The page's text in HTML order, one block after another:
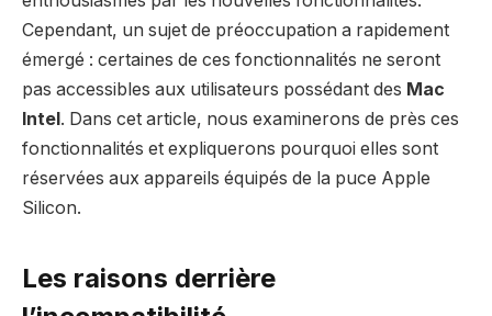
Cependant, un sujet de préoccupation a rapidement
émergé : certaines de ces fonctionnalités ne seront
pas accessibles aux utilisateurs possédant des Mac
Intel . Dans cet article, nous examinerons de près ces
fonctionnalités et expliquerons pourquoi elles sont
réservées aux appareils équipés de la puce Apple
Silicon.
Les raisons derrière